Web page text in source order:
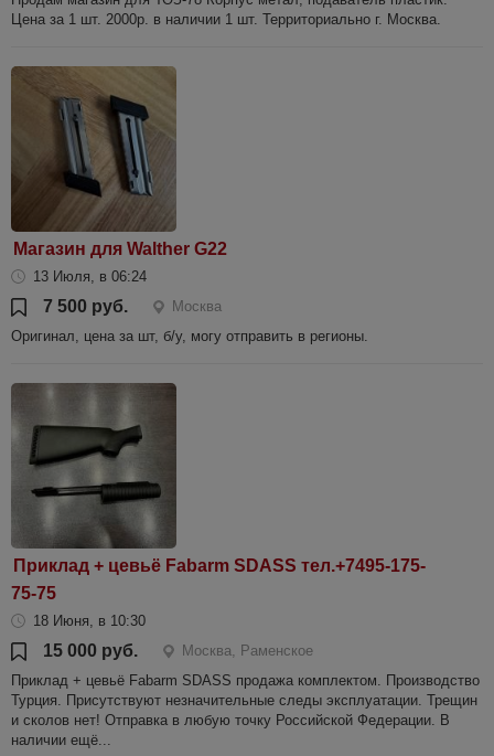
Цена за 1 шт. 2000р. в наличии 1 шт. Территориально г. Москва.
Магазин для Walther G22
13 Июля, в 06:24
7 500 руб.
Москва
Оригинал, цена за шт, б/у, могу отправить в регионы.
Приклад + цевьё Fabarm SDASS тел.+7495-175-
75-75
18 Июня, в 10:30
15 000 руб.
Москва, Раменское
Приклад + цевьё Fabarm SDASS продажа комплектом. Производство
Турция. Присутствуют незначительные следы эксплуатации. Трещин
и сколов нет! Отправка в любую точку Российской Федерации. В
наличии ещё...